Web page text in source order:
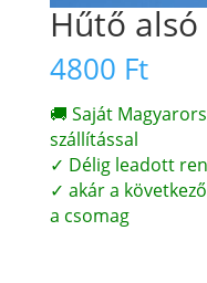
Hűtő
4800 Ft
🚚 Saját
szállítással
✓ Délig leadott
✓ akár a
a csomag